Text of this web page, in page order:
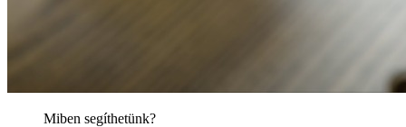
Miben segíthetünk?